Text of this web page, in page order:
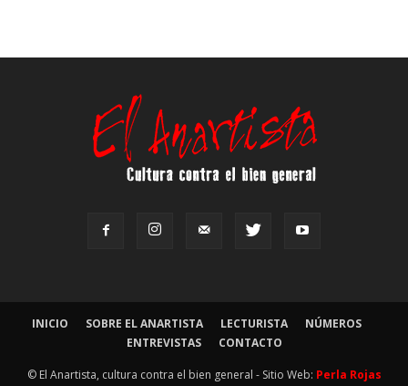
INICIO SOBRE EL ANARTISTA LECTURISTA
NÚMEROS
ENTREVISTAS
CONTACTO
© El Anartista, cultura contra el bien general - Sitio Web: Perla Rojas